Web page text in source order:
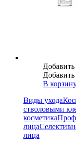
В
Виды ухода
стволовыми
косметика
лица
лица